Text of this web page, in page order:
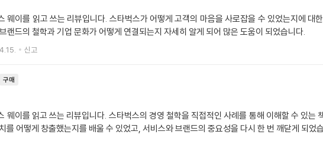
웨이를 읽고 쓰는 리뷰입니다. 스타벅스가 어떻게 고객의 마음을 사로잡을 수 있었는지에 대
랜드의 철학과 기업 문화가 어떻게 연결되는지 자세히 알게 되어 많은 도움이 되었습니다.
신고
구매
웨이를 읽고 쓰는 리뷰입니다. 스타벅스의 경영 철학을 직접적인 사례를 통해 이해할 수 있는
를 어떻게 창출했는지를 배울 수 있었고, 서비스와 브랜드의 중요성을 다시 한 번 깨닫게 되었